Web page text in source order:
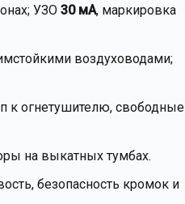
УЗО 30 мА, маркировка
воздуховодами;
к огнетушителю, свободные
на выкатных тумбах.
безопасность кромок и